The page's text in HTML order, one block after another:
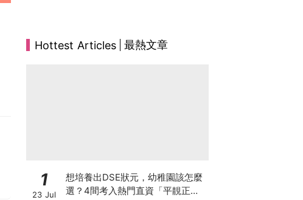
Hottest Articles 最熱文章
1
23 Jul
想培養出DSE狀元，幼稚園該怎麼
選？4間考入熱門直資「平靚正」